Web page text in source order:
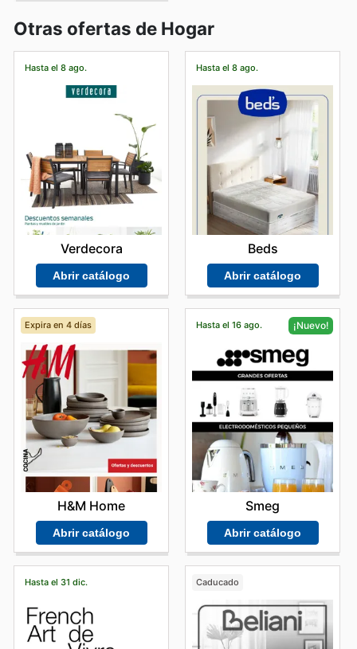
Otras ofertas de Hogar
Hasta el 8 ago.
Verdecora
Abrir catálogo
Hasta el 8 ago.
Beds
Abrir catálogo
Expira en 4 días
H&M Home
Abrir catálogo
Hasta el 16 ago. ¡Nuevo!
Smeg
Abrir catálogo
Hasta el 31 dic. Caducado